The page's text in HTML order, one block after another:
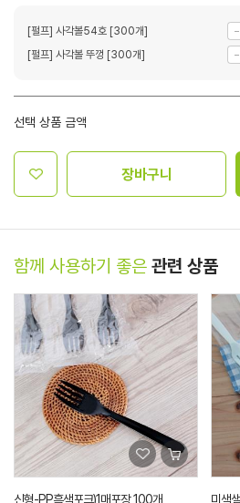
[펄프] 사각볼54호 [300개]
[펄프] 사각볼 뚜껑 [300개]
선택 상품 금액
장바구니
함께 사용하기 좋은 관련 상품
신형-PP흑색포크)1매포장 100개 미색